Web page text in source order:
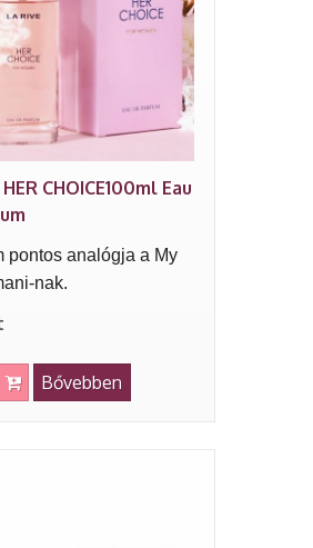
CHOICE100ml Eau
pontos analógja a My
nak.
Bővebben